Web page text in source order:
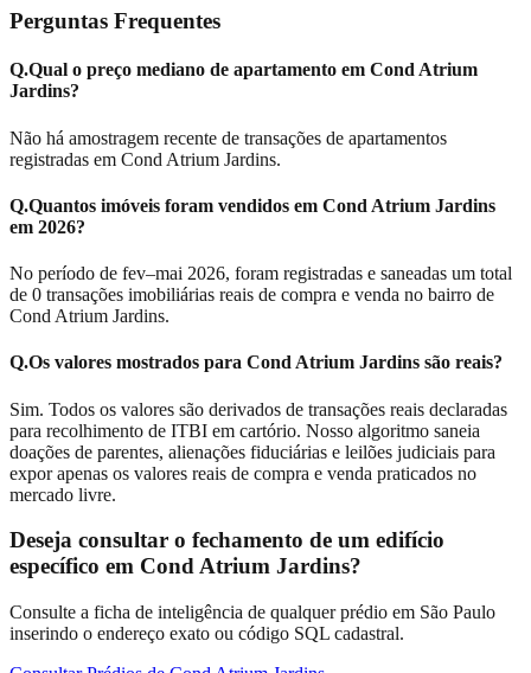
Perguntas Frequentes
Q.Qual o preço mediano de apartamento em Cond Atrium
Jardins?
Não há amostragem recente de transações de apartamentos
registradas em Cond Atrium Jardins.
Q.Quantos imóveis foram vendidos em Cond Atrium Jardins
em 2026?
No período de fev–mai 2026, foram registradas e saneadas um total
de 0 transações imobiliárias reais de compra e venda no bairro de
Cond Atrium Jardins.
Q.Os valores mostrados para Cond Atrium Jardins são reais?
Sim. Todos os valores são derivados de transações reais declaradas
para recolhimento de ITBI em cartório. Nosso algoritmo saneia
doações de parentes, alienações fiduciárias e leilões judiciais para
expor apenas os valores reais de compra e venda praticados no
mercado livre.
Deseja consultar o fechamento de um edifício
específico em Cond Atrium Jardins?
Consulte a ficha de inteligência de qualquer prédio em São Paulo
inserindo o endereço exato ou código SQL cadastral.